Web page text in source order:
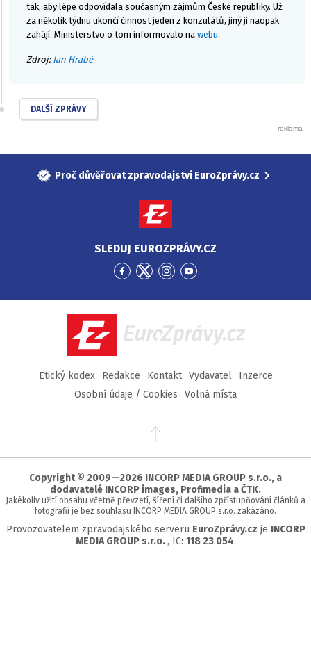
tak, aby lépe odpovídala současným zájmům České republiky. Už
za několik týdnu ukončí činnost jeden z konzulátů, jiný ji naopak
zahájí. Ministerstvo o tom informovalo na webu.
Zdroj: Jan Hrabě
DALŠÍ ZPRÁVY
Proč důvěřovat zpravodajství EuroZprávy.cz
SLEDUJ EUROZPRÁVY.CZ
Přejít
Facebook
Přejít
Twitter
Přejít
Instagram
Přejít
YouTube
EuroZprávy.cz
Etický kodex Redakce Kontakt Vydavatel
Inzerce
Osobní údaje / Cookies
Volná místa
Přejít
stránky
Copyright © 2009—2026 INCORP MEDIA GROUP s.r.o., a
dodavatelé INCORP images, Profimedia a ČTK.
Jakékoliv užití obsahu včetně převzetí, šíření či dalšího zpřístupňování článků a
fotografií je bez souhlasu INCORP MEDIA GROUP s.r.o. zakázáno.
Provozovatelem zpravodajského serveru EuroZprávy.cz je INCORP
MEDIA GROUP s.r.o., IC: 118 23 054.